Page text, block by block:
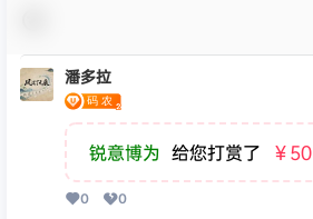
潘多拉
锐意博为 给您打赏了 ￥50
0 0